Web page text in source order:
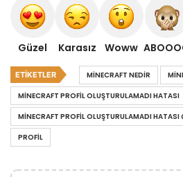
Güzel Karasız Woww
ETIKETLER MINECRAFT NEDIR
MINECRAFT PROFIL OLUŞTURULAMADI HATASI
MINECRAFT PROFIL OLUŞTURULAMADI HATASI
PROFIL